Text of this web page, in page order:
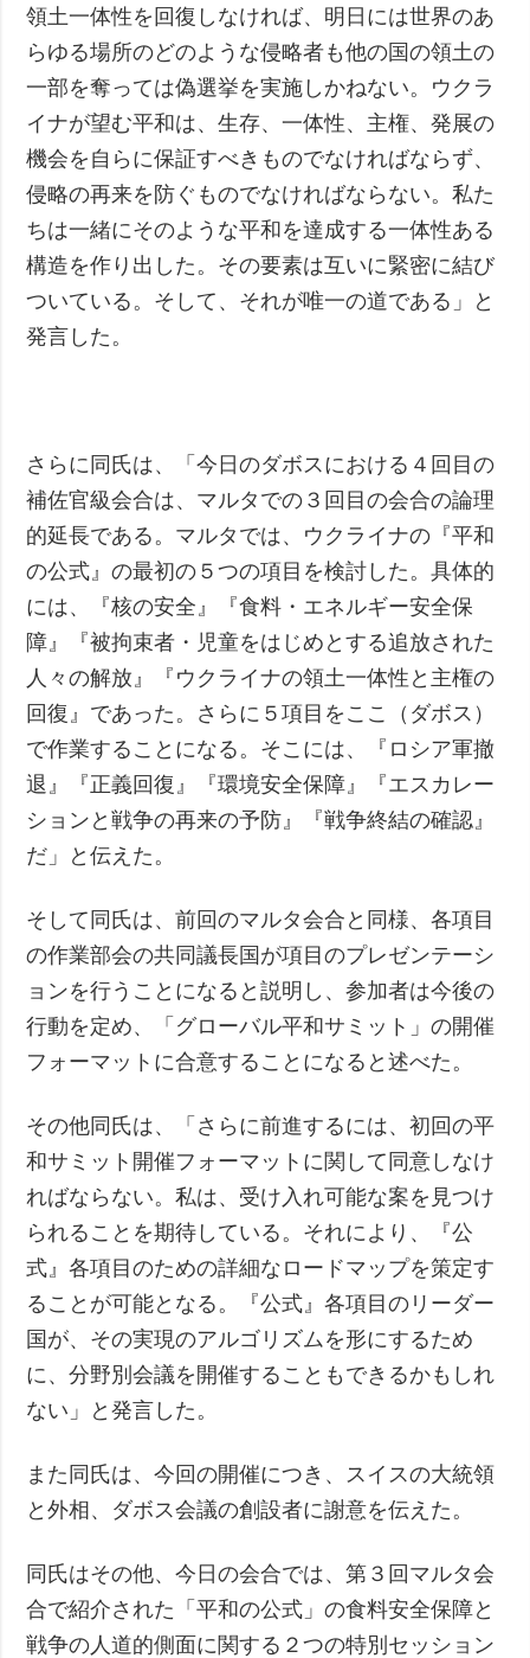
領土一体性を回復しなければ、明日には世界のあ
らゆる場所のどのような侵略者も他の国の領土の
一部を奪っては偽選挙を実施しかねない。ウクラ
イナが望む平和は、生存、一体性、主権、発展の
機会を自らに保証すべきものでなければならず、
侵略の再来を防ぐものでなければならない。私た
ちは一緒にそのような平和を達成する一体性ある
構造を作り出した。その要素は互いに緊密に結び
ついている。そして、それが唯一の道である」と
発言した。
さらに同氏は、「今日のダボスにおける４回目の
補佐官級会合は、マルタでの３回目の会合の論理
的延長である。マルタでは、ウクライナの『平和
の公式』の最初の５つの項目を検討した。具体的
には、『核の安全』『食料・エネルギー安全保
障』『被拘束者・児童をはじめとする追放された
人々の解放』『ウクライナの領土一体性と主権の
回復』であった。さらに５項目をここ（ダボス）
で作業することになる。そこには、『ロシア軍撤
退』『正義回復』『環境安全保障』『エスカレー
ションと戦争の再来の予防』『戦争終結の確認』
だ」と伝えた。
そして同氏は、前回のマルタ会合と同様、各項目
の作業部会の共同議長国が項目のプレゼンテーシ
ョンを行うことになると説明し、参加者は今後の
行動を定め、「グローバル平和サミット」の開催
フォーマットに合意することになると述べた。
その他同氏は、「さらに前進するには、初回の平
和サミット開催フォーマットに関して同意しなけ
ればならない。私は、受け入れ可能な案を見つけ
られることを期待している。それにより、『公
式』各項目のための詳細なロードマップを策定す
ることが可能となる。『公式』各項目のリーダー
国が、その実現のアルゴリズムを形にするため
に、分野別会議を開催することもできるかもしれ
ない」と発言した。
また同氏は、今回の開催につき、スイスの大統領
と外相、ダボス会議の創設者に謝意を伝えた。
同氏はその他、今日の会合では、第３回マルタ会
合で紹介された「平和の公式」の食料安全保障と
戦争の人道的側面に関する２つの特別セッション